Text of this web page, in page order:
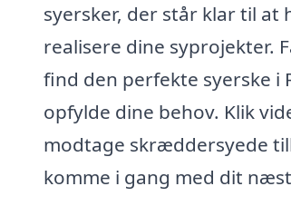
syersker, der står klar til at
realisere dine syprojekter.
find den perfekte syerske i
opfylde dine behov. Klik
modtage skræddersyede
komme i gang med dit